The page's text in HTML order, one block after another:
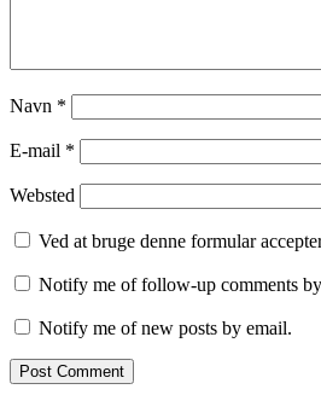
Navn *
E-mail *
Websted
Ved at bruge denne formular
Notify me of follow-up comments
Notify me of new posts by email.